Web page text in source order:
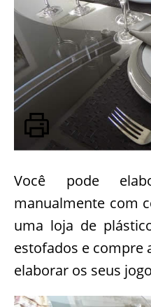
Você pode
manualmente com
uma loja de
estofados e compre
elaborar os seus